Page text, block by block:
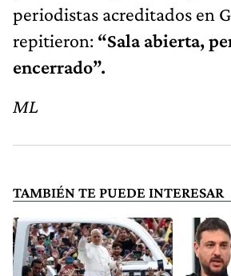
periodistas acreditados en
repitieron: “Sala abierta,
encerrado”.
ML
TAMBIÉN TE PUEDE INTERESAR